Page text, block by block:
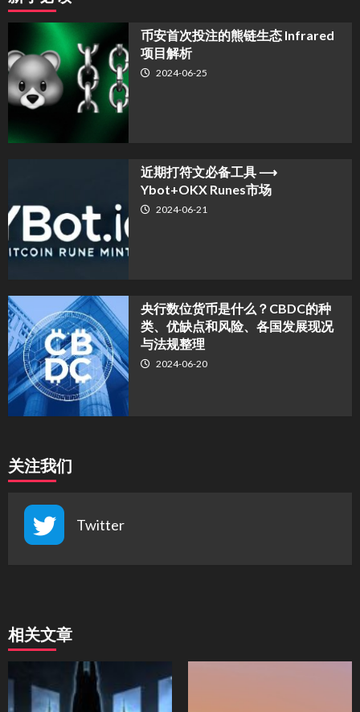
币安首次投注的熊链生态 Infrared
项目解析
2024-06-25
近期打符文必备工具 ⟶
Ybot+OKX Runes市场
2024-06-21
央行数位货币是什么？CBDC的种
类、优缺点和风险、各国发展现况
与法规整理
2024-06-20
关注我们
Twitter
相关文章